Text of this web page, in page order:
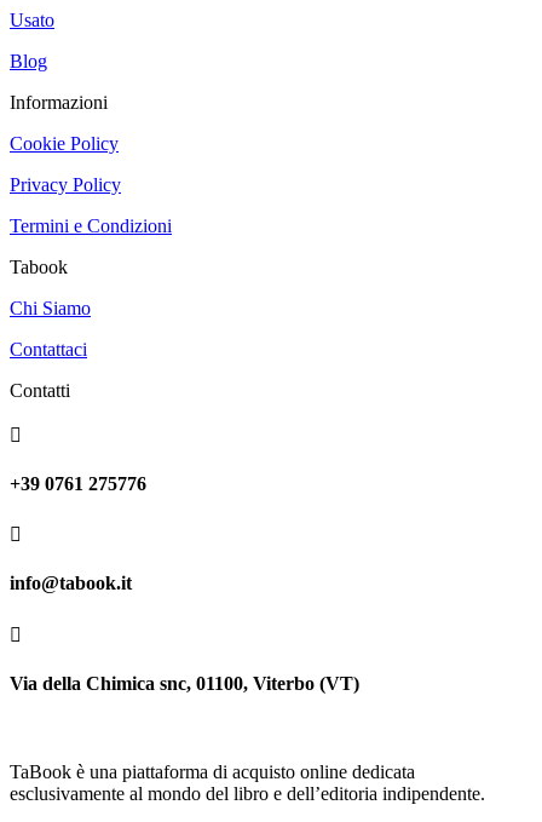
Usato
Blog
Informazioni
Cookie Policy
Privacy Policy
Termini e Condizioni
Tabook
Chi Siamo
Contattaci
Contatti

+39 0761 275776

info@tabook.it

Via della Chimica snc, 01100, Viterbo (VT)
TaBook è una piattaforma di acquisto online dedicata
esclusivamente al mondo del libro e dell’editoria indipendente.